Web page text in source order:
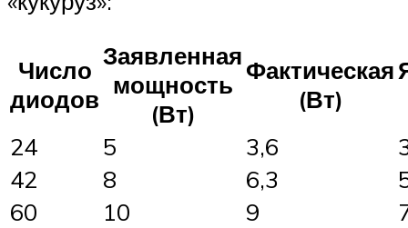
Число
диодов
Заявленная
мощность
(Вт)
Фактическая
(Вт)
24 5 3,6
42
8 6,3
60
10 9